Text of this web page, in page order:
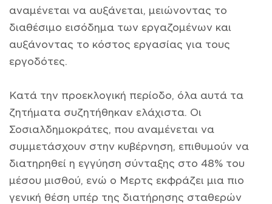
αναμένεται να αυξάνεται, μειώνοντας το
διαθέσιμο εισόδημα των εργαζομένων και
αυξάνοντας το κόστος εργασίας για τους
εργοδότες.
Κατά την προεκλογική περίοδο, όλα αυτά τα
ζητήματα συζητήθηκαν ελάχιστα. Οι
Σοσιαλδημοκράτες, που αναμένεται να
συμμετάσχουν στην κυβέρνηση, επιθυμούν να
διατηρηθεί η εγγύηση σύνταξης στο 48% του
μέσου μισθού, ενώ ο Μερτς εκφράζει μια πιο
γενική θέση υπέρ της διατήρησης σταθερών